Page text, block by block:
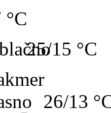
°C
25/15 °C
26/13